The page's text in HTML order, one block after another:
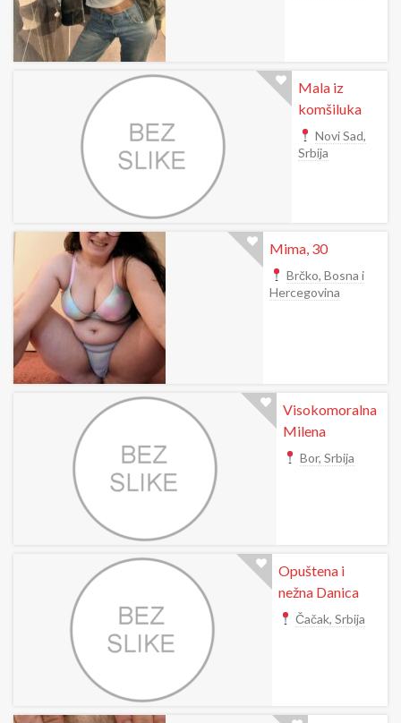
Mala iz
komšiluka
Novi Sad,
Srbija
Mima, 30
Brčko, Bosna i
Hercegovina
Visokomoralna
Milena
Bor, Srbija
Opuštena i
nežna Danica
Čačak, Srbija